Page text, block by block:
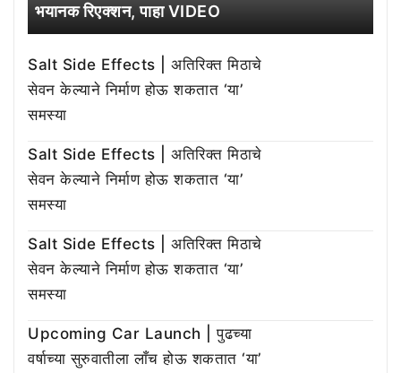
भयानक रिएक्शन, पाहा VIDEO
Salt Side Effects | अतिरिक्त मिठाचे
सेवन केल्याने निर्माण होऊ शकतात ‘या’
समस्या
Salt Side Effects | अतिरिक्त मिठाचे
सेवन केल्याने निर्माण होऊ शकतात ‘या’
समस्या
Salt Side Effects | अतिरिक्त मिठाचे
सेवन केल्याने निर्माण होऊ शकतात ‘या’
समस्या
Upcoming Car Launch | पुढच्या
वर्षाच्या सुरुवातीला लाँच होऊ शकतात ‘या’